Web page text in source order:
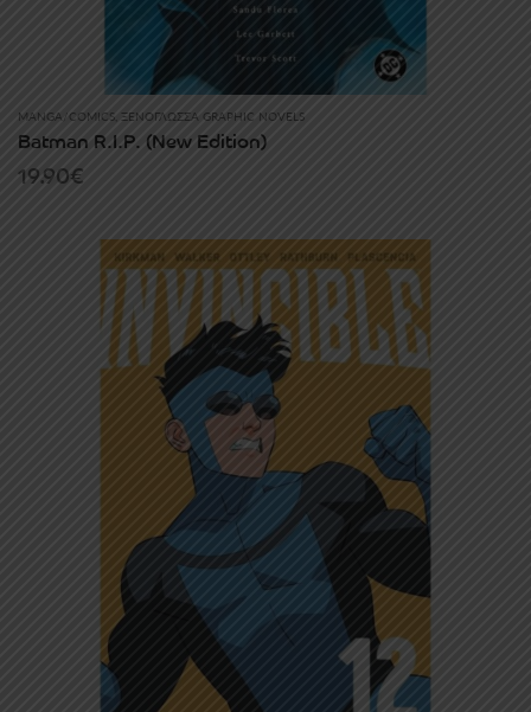
MANGA/COMICS, ΞΕΝΌΓΛΩΣΣΑ GRAPHIC NOVELS
Batman R.I.P. (New Edition)
19.90€